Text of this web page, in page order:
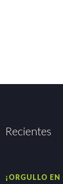
Recientes
¡ORGULLO